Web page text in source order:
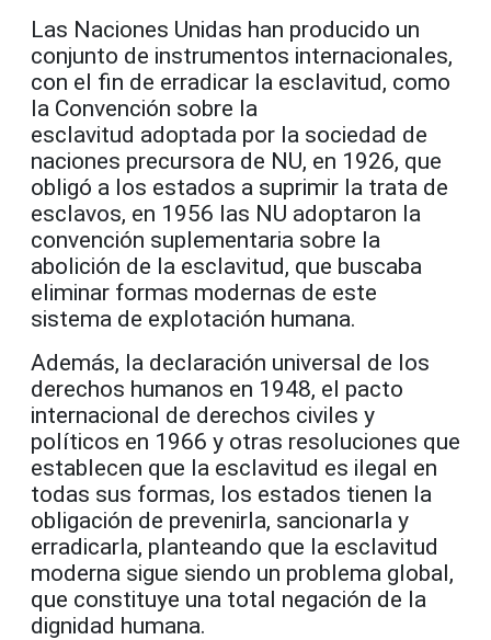
Las Naciones Unidas han producido un
conjunto de instrumentos internacionales,
con el fin de erradicar la esclavitud, como
la Convención sobre la
esclavitud adoptada por la sociedad de
naciones precursora de NU, en 1926, que
obligó a los estados a suprimir la trata de
esclavos, en 1956 las NU adoptaron la
convención suplementaria sobre la
abolición de la esclavitud, que buscaba
eliminar formas modernas de este
sistema de explotación humana.
Además, la declaración universal de los
derechos humanos en 1948, el pacto
internacional de derechos civiles y
políticos en 1966 y otras resoluciones que
establecen que la esclavitud es ilegal en
todas sus formas, los estados tienen la
obligación de prevenirla, sancionarla y
erradicarla, planteando que la esclavitud
moderna sigue siendo un problema global,
que constituye una total negación de la
dignidad humana.